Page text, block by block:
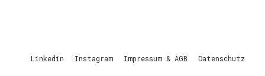
Linkedin Instagram Impressum & AGB Datenschutz